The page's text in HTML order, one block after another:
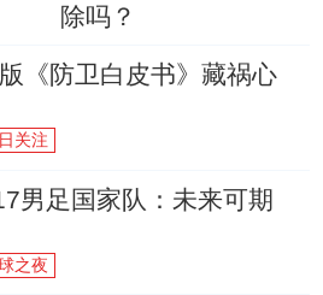
除吗？
《防卫白皮书》藏祸心
关注
男足国家队：未来可期
之夜